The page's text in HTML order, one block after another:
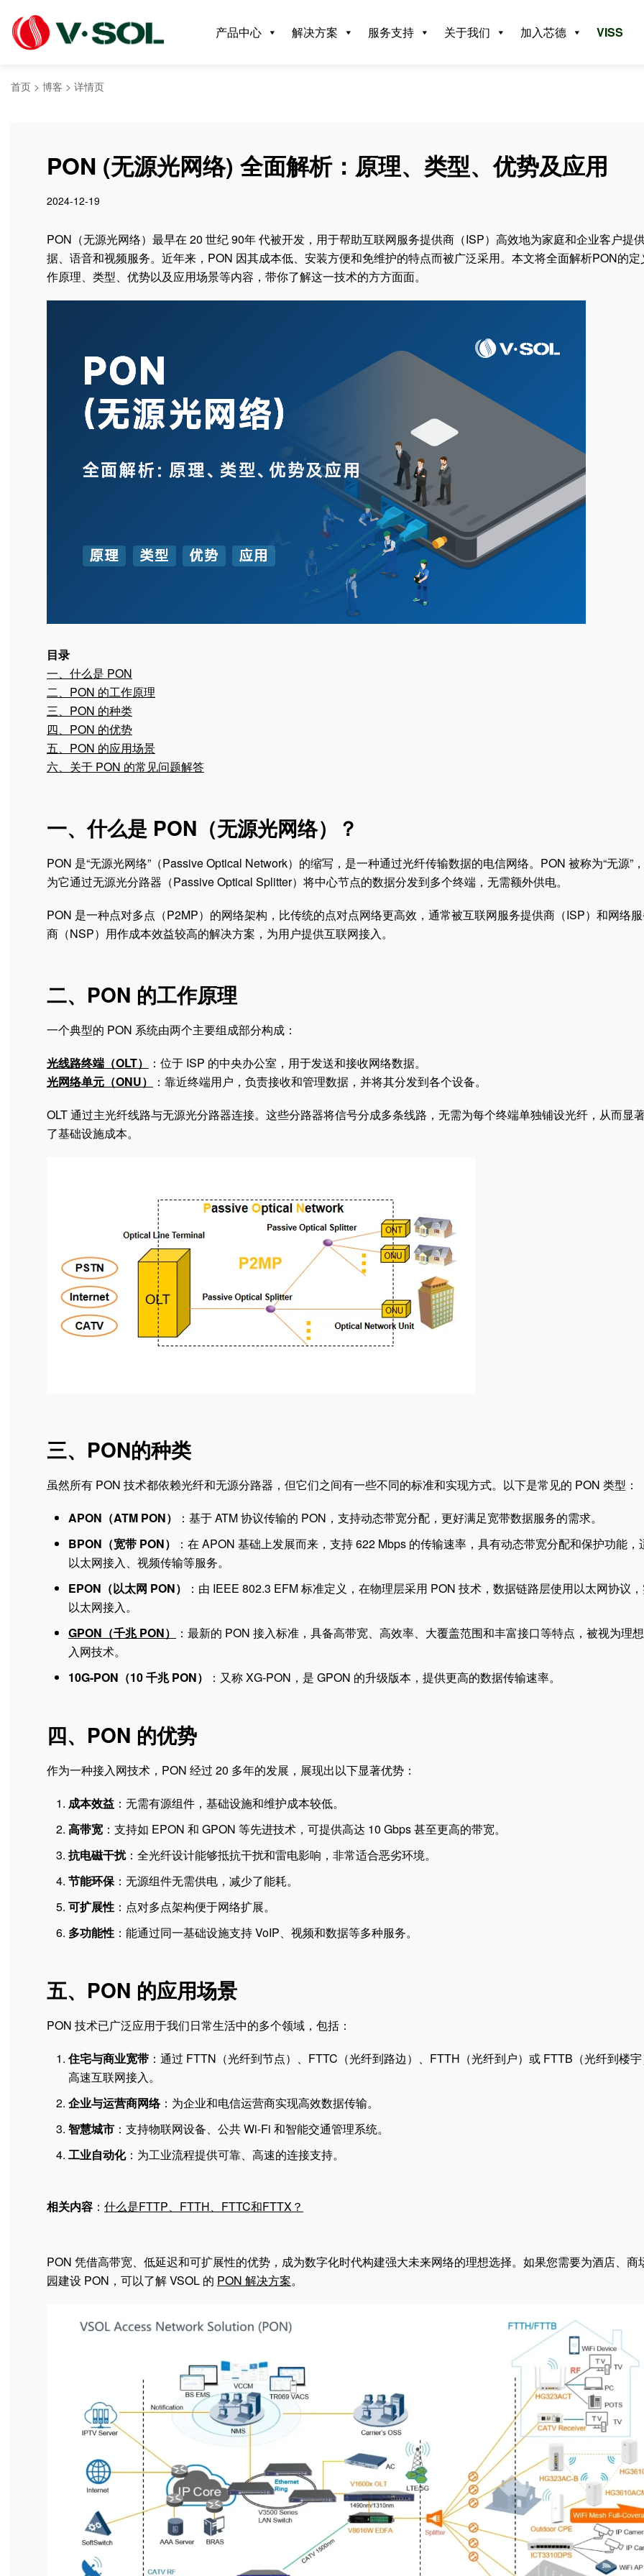
产品中心 解决方案 服务支持 关于我们 加入芯德 VISS
首页 > 博客 > 详情页
PON (无源光网络) 全面解析：原理、类型、优势及应用
2024-12-19
PON（无源光网络）最早在 20 世纪 90年 代被开发，用于帮助互联网服务提供商（ISP）高效地为家庭和企业客户提
据、语音和视频服务。近年来，PON 因其成本低、安装方便和免维护的特点而被广泛采用。本文将全面解析PON的定
作原理、类型、优势以及应用场景等内容，带你了解这一技术的方方面面。
目录
一、什么是 PON
二、PON 的工作原理
三、PON 的种类
四、PON 的优势
五、PON 的应用场景
六、关于 PON 的常见问题解答
一、什么是 PON（无源光网络）？
PON 是“无源光网络”（Passive Optical Network）的缩写，是一种通过光纤传输数据的电信网络。PON 被称为“无源”
为它通过无源光分路器（Passive Optical Splitter）将中心节点的数据分发到多个终端，无需额外供电。
PON 是一种点对多点（P2MP）的网络架构，比传统的点对点网络更高效，通常被互联网服务提供商（ISP）和网络
商（NSP）用作成本效益较高的解决方案，为用户提供互联网接入。
二、PON 的工作原理
一个典型的 PON 系统由两个主要组成部分构成：
光线路终端（OLT）
：位于 ISP 的中央办公室，用于发送和接收网络数据。
光网络单元（ONU）
：靠近终端用户，负责接收和管理数据，并将其分发到各个设备。
OLT 通过主光纤线路与无源光分路器连接。这些分路器将信号分成多条线路，无需为每个终端单独铺设光纤，从而显
了基础设施成本。
三、PON的种类
虽然所有 PON 技术都依赖光纤和无源分路器，但它们之间有一些不同的标准和实现方式。以下是常见的 PON 类型：
APON（ATM PON）
：基于 ATM 协议传输的 PON，支持动态带宽分配，更好满足宽带数据服务的需求。
BPON（宽带 PON）
：在 APON 基础上发展而来，支持 622 Mbps 的传输速率，具有动态带宽分配和保护功能，
以太网接入、视频传输等服务。
EPON（以太网 PON）
：由 IEEE 802.3 EFM 标准定义，在物理层采用 PON 技术，数据链路层使用以太网协议
以太网接入。
GPON（千兆 PON）
：最新的 PON 接入标准，具备高带宽、高效率、大覆盖范围和丰富接口等特点，被视为理
入网技术。
10G-PON（10 千兆 PON）
：又称 XG-PON，是 GPON 的升级版本，提供更高的数据传输速率。
四、PON 的优势
作为一种接入网技术，PON 经过 20 多年的发展，展现出以下显著优势：
成本效益 ：无需有源组件，基础设施和维护成本较低。
高带宽 ：支持如 EPON 和 GPON 等先进技术，可提供高达 10 Gbps 甚至更高的带宽。
抗电磁干扰：全光纤设计能够抵抗干扰和雷电影响，非常适合恶劣环境。
节能环保：无源组件无需供电，减少了能耗。
可扩展性 ：点对多点架构便于网络扩展。
多功能性 ：能通过同一基础设施支持 VoIP、视频和数据等多种服务。
五、PON 的应用场景
PON 技术已广泛应用于我们日常生活中的多个领域，包括：
住宅与商业宽带 ：通过 FTTN（光纤到节点）、FTTC（光纤到路边）、FTTH（光纤到户）或 FTTB（光纤到楼
高速互联网接入。
企业与运营商网络：为企业和电信运营商实现高效数据传输。
智慧城市 ：支持物联网设备、公共 Wi-Fi 和智能交通管理系统。
工业自动化：为工业流程提供可靠、高速的连接支持。
相关内容 ： 什么是FTTP、FTTH、FTTC和FTTX？
PON 凭借高带宽、低延迟和可扩展性的优势，成为数字化时代构建强大未来网络的理想选择。如果您需要为酒店、商
园建设 PON，可以了解 VSOL 的 PON 解决方案。